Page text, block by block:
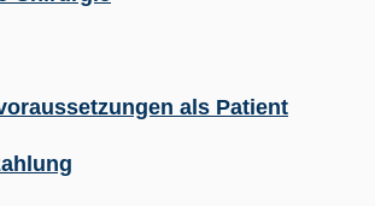
als Patient